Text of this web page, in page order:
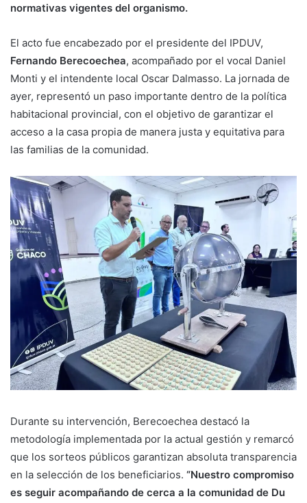
normativas vigentes del organismo.
El acto fue encabezado por el presidente del IPDUV,
Fernando Berecoechea, acompañado por el vocal Daniel
Monti y el intendente local Oscar Dalmasso. La jornada de
ayer, representó un paso importante dentro de la política
habitacional provincial, con el objetivo de garantizar el
acceso a la casa propia de manera justa y equitativa para
las familias de la comunidad.
Durante su intervención, Berecoechea destacó la
metodología implementada por la actual gestión y remarcó
que los sorteos públicos garantizan absoluta transparencia
en la selección de los beneficiarios. “Nuestro compromiso
es seguir acompañando de cerca a la comunidad de Du